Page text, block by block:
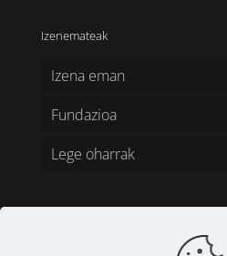
Izenemateak
Izena eman
Fundazioa
Lege oharrak